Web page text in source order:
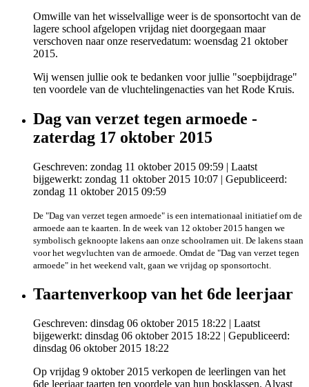
Omwille van het wisselvallige weer is de sponsortocht van de
lagere school afgelopen vrijdag niet doorgegaan maar
verschoven naar onze reservedatum: woensdag 21 oktober
2015.
Wij wensen jullie ook te bedanken voor jullie "soepbijdrage"
ten voordele van de vluchtelingenacties van het Rode Kruis.
Dag van verzet tegen armoede -
zaterdag 17 oktober 2015
Geschreven: zondag 11 oktober 2015 09:59 | Laatst
bijgewerkt: zondag 11 oktober 2015 10:07 | Gepubliceerd:
zondag 11 oktober 2015 09:59
De "Dag van verzet tegen armoede" is een internationaal initiatief om de
armoede aan te kaarten. In de week van 12 oktober 2015 hangen we
symbolisch geknoopte lakens aan onze schoolramen uit. De lakens staan
voor het wegvluchten van de armoede. Omdat de "Dag van verzet tegen
armoede" in het weekend valt, gaan we vrijdag op sponsortocht.
Taartenverkoop van het 6de leerjaar
Geschreven: dinsdag 06 oktober 2015 18:22 | Laatst
bijgewerkt: dinsdag 06 oktober 2015 18:22 | Gepubliceerd:
dinsdag 06 oktober 2015 18:22
Op vrijdag 9 oktober 2015 verkopen de leerlingen van het
6de leerjaar taarten ten voordele van hun bosklassen. Alvast